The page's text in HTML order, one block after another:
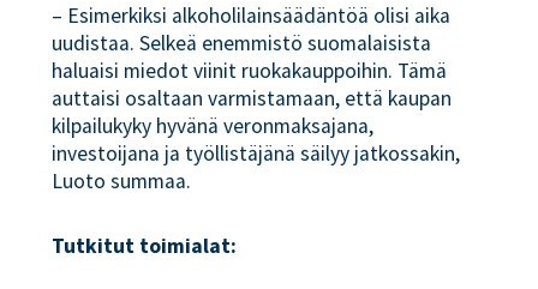
– Esimerkiksi alkoholilainsäädäntöä olisi aika
uudistaa. Selkeä enemmistö suomalaisista
haluaisi miedot viinit ruokakauppoihin. Tämä
auttaisi osaltaan varmistamaan, että kaupan
kilpailukyky hyvänä veronmaksajana,
investoijana ja työllistäjänä säilyy jatkossakin,
Luoto summaa.
Tutkitut toimialat: